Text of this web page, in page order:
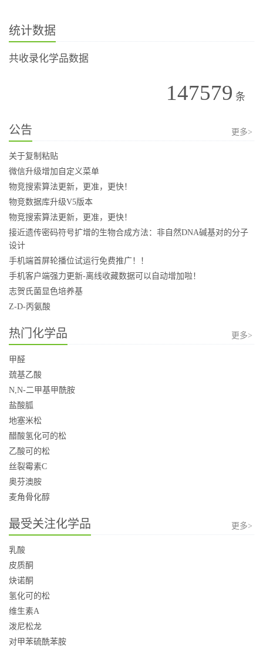
统计数据
共收录化学品数据
147579 条
公告 更多>
关于复制粘贴
微信升级增加自定义菜单
物竞搜索算法更新，更准，更快！
物竞数据库升级V5版本
物竞搜索算法更新，更准，更快！
接近遗传密码符号扩增的生物合成方法：非自然DNA碱基对的分子
设计
手机端首屏轮播位试运行免费推广！！
手机客户端强力更新-离线收藏数据可以自动增加啦！
志贺氏菌显色培养基
Z-D-丙氨酸
热门化学品 更多>
甲醛
巯基乙酸
N,N-二甲基甲酰胺
盐酸胍
地塞米松
醋酸氢化可的松
乙酸可的松
丝裂霉素C
奥芬澳胺
麦角骨化醇
最受关注化学品 更多>
乳酸
皮质酮
炔诺酮
氢化可的松
维生素A
泼尼松龙
对甲苯硫酰苯胺